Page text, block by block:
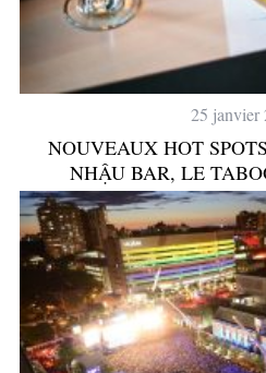
25 janvier
NOUVEAUX HOT
NHẬU BAR, LE